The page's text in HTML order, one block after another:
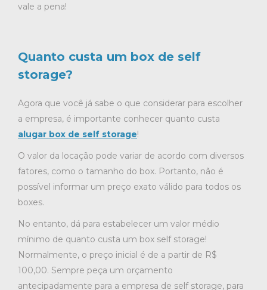
vale a pena!
Quanto custa um box de self
storage?
Agora que você já sabe o que considerar para escolher
a empresa, é importante conhecer quanto custa
alugar box de self storage!
O valor da locação pode variar de acordo com diversos
fatores, como o tamanho do box. Portanto, não é
possível informar um preço exato válido para todos os
boxes.
No entanto, dá para estabelecer um valor médio
mínimo de quanto custa um box self storage!
Normalmente, o preço inicial é de a partir de R$
100,00. Sempre peça um orçamento
antecipadamente para a empresa de self storage, para